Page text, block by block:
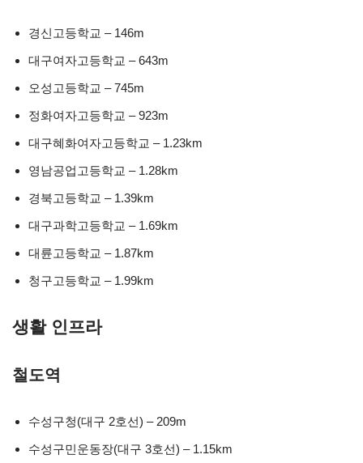
경신고등학교 – 146m
대구여자고등학교 – 643m
오성고등학교 – 745m
정화여자고등학교 – 923m
대구혜화여자고등학교 – 1.23km
영남공업고등학교 – 1.28km
경북고등학교 – 1.39km
대구과학고등학교 – 1.69km
대륜고등학교 – 1.87km
청구고등학교 – 1.99km
생활 인프라
철도역
수성구청(대구 2호선) – 209m
수성구민운동장(대구 3호선) – 1.15km